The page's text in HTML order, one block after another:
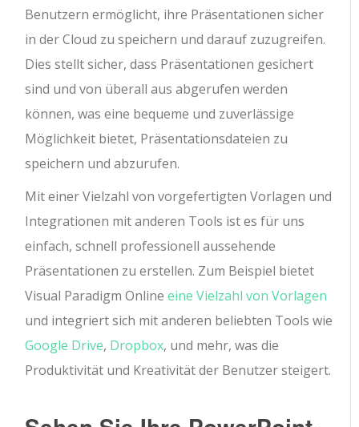
Benutzern ermöglicht, ihre Präsentationen sicher
in der Cloud zu speichern und darauf zuzugreifen.
Dies stellt sicher, dass Präsentationen gesichert
sind und von überall aus abgerufen werden
können, was eine bequeme und zuverlässige
Möglichkeit bietet, Präsentationsdateien zu
speichern und abzurufen.
Mit einer Vielzahl von vorgefertigten Vorlagen und
Integrationen mit anderen Tools ist es für uns
einfach, schnell professionell aussehende
Präsentationen zu erstellen. Zum Beispiel bietet
Visual Paradigm Onlineeine Vielzahl von Vorlagen
und integriert sich mit anderen beliebten Tools wie
Google Drive, Dropbox, und mehr, was die
Produktivität und Kreativität der Benutzer steigert.